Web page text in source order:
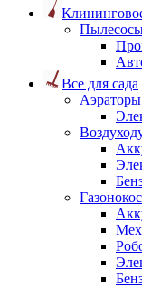
Все для сада
Аэраторы